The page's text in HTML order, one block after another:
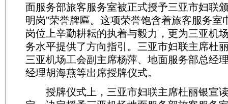
面服务部旅客服务室被正式授予三亚市妇联
明岗”荣誉牌匾。这项荣誉饱含着旅客服务室
岗位上辛勤耕耘的执着与毅力，更为三亚机
务水平提供了方向指引。三亚市妇联主席杜
三亚机场工会副主席杨萍、地面服务部总经
经理胡海燕等出席授牌仪式。
授牌仪式上，三亚市妇联主席杜丽银宣